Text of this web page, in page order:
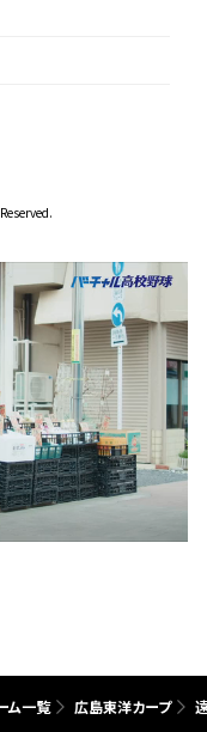
ム一覧 広島東洋カープ